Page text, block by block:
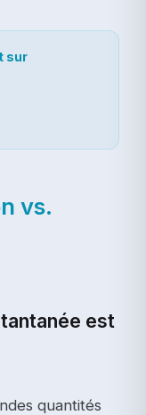
sur
vs.
est
quantités